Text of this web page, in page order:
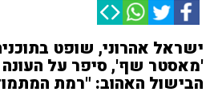
ישראל אהרוני, שופט
הבישול האהוב: "רמת